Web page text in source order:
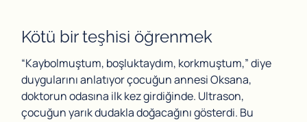
Kötü bir teşhisi öğrenmek
“Kaybolmuştum, boşluktaydım, korkmuştum,” diye
duygularını anlatıyor çocuğun annesi Oksana,
doktorun odasına ilk kez girdiğinde. Ultrason,
çocuğun yarık dudakla doğacağını gösterdi. Bu